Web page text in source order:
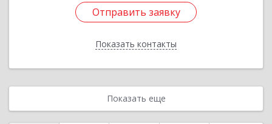
Отправить заявку
Показать контакты
Отправить заявку
Назад
Показать еще